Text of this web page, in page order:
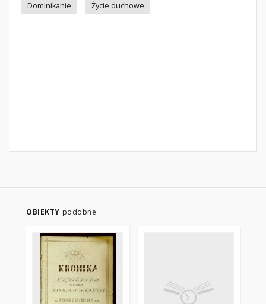
Dominikanie
Życie duchowe
OBIEKTY podobne